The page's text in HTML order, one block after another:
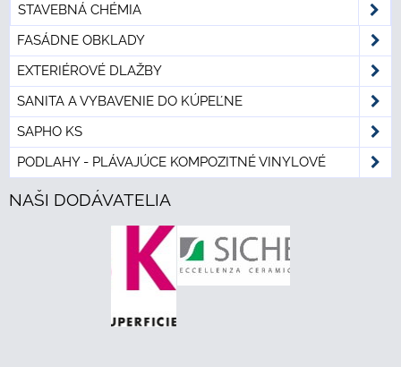
STAVEBNÁ CHÉMIA
FASÁDNE OBKLADY
EXTERIÉROVÉ DLAŽBY
SANITA A VYBAVENIE DO KÚPEĽNE
SAPHO KS
PODLAHY - PLÁVAJÚCE KOMPOZITNÉ VINYLOVÉ
NAŠI DODÁVATELIA